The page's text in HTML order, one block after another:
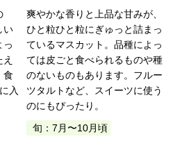
い
っ
食
入
爽やかな香りと上品な甘みが、
ひと粒ひと粒にぎゅっと詰まっ
ているマスカット。品種によっ
ては皮ごと食べられるものや種
のないものもあります。フルー
ツタルトなど、スイーツに使う
のにもぴったり。
旬：7月〜10月頃